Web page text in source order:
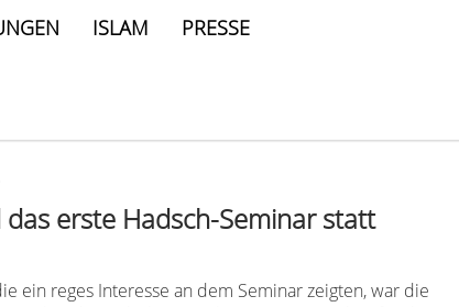
ISLAM PRESSE
erste Hadsch-Seminar statt
ein reges Interesse an dem Seminar zeigten, war die